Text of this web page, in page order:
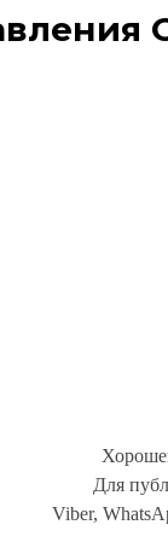
Для
Viber,